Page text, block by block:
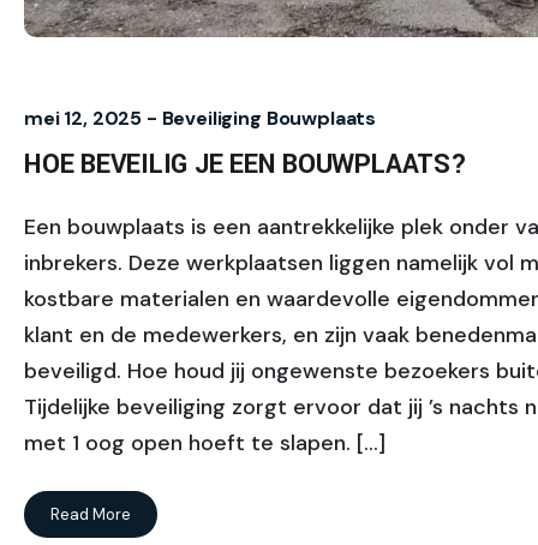
mei 12, 2025 - Beveiliging Bouwplaats
HOE BEVEILIG JE EEN BOUWPLAATS?
Een bouwplaats is een aantrekkelijke plek onder
inbrekers. Deze werkplaatsen liggen namelijk vol
kostbare materialen en waardevolle
klant en de medewerkers, en zijn vaak
beveiligd. Hoe houd jij ongewenste bezoekers
Tijdelijke beveiliging zorgt ervoor dat jij ’s nachts
met 1 oog open hoeft te slapen. […]
Read More